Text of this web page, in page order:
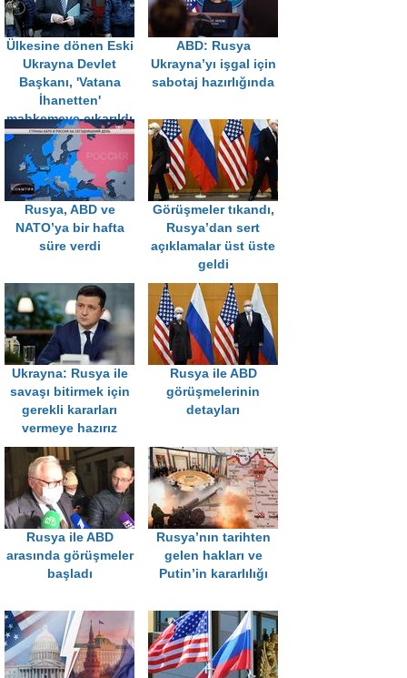
Ülkesine dönen Eski
Ukrayna Devlet
Başkanı, 'Vatana
İhanetten'
mahkemeye çıkarıldı
ABD: Rusya
Ukrayna’yı işgal için
sabotaj hazırlığında
Rusya, ABD ve
NATO’ya bir hafta
süre verdi
Görüşmeler tıkandı,
Rusya’dan sert
açıklamalar üst üste
geldi
Ukrayna: Rusya ile
savaşı bitirmek için
gerekli kararları
vermeye hazırız
Rusya ile ABD
görüşmelerinin
detayları
Rusya ile ABD
arasında görüşmeler
başladı
Rusya’nın tarihten
gelen hakları ve
Putin’in kararlılığı